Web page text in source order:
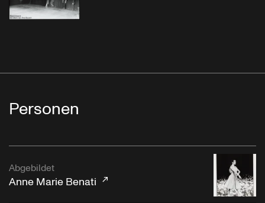
Personen
Abgebildet
Anne Marie Benati